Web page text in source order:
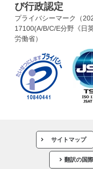
び行政認定
プライバシーマーク（
17100(A/B/C/E分野《日
労働省）
サイトマップ
翻訳の国